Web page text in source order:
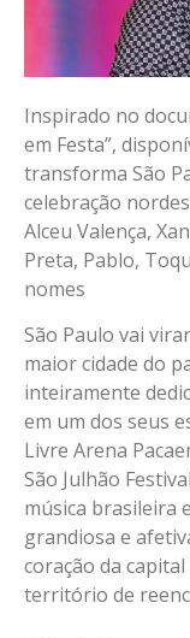
Inspirado no
em Festa”,
transforma São
celebração
Alceu Valença,
Preta, Pablo,
nomes
São Paulo vai
maior cidade do
inteiramente
em um dos seus
Livre Arena
São Julhão
música brasileira
grandiosa e
coração da
território de